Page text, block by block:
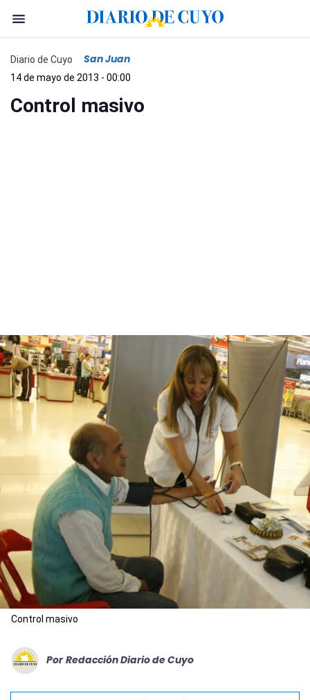
Diario de Cuyo San Juan
14 de mayo de 2013 - 00:00
Control masivo
Control masivo
Por Redacción Diario de Cuyo